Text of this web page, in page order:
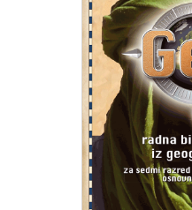
My account
Odjava stara